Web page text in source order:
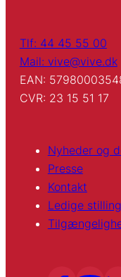
Tlf: 44 45 55 00
Mail: vive@vive.dk
EAN:
CVR: 23 15 51 17
Nyheder og
Presse
Kontakt
Ledige